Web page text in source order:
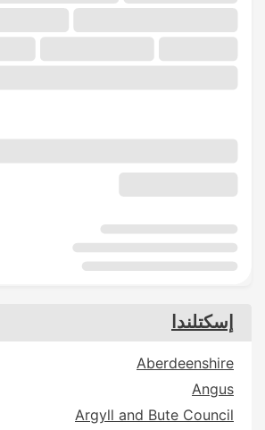
إسكتلندا
Aberdeenshire
Angus
Argyll and Bute Council